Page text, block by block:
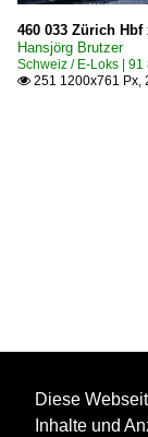
460 033 Zürich Hbf
Hansjörg Brutzer
Schweiz / E-Loks |
 251 1200x761 Px,
Diese
Inhalte und